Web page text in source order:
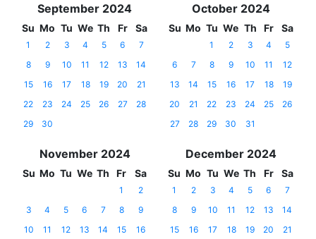
September 2024
Su Mo Tu We Th Fr Sa
1 2 3 4 5 6
7
8
9 10 11 12 13
14
15
16 17 18 19 20
21
22
23 24 25 26 27
28
29
30
October 2024
Su Mo Tu We Th Fr Sa
1 2 3 4
5
6
7 8 9 10 11
12
13
14 15 16 17 18
19
20
21 22 23 24 25
26
27
28 29 30 31
November 2024
Su Mo Tu We Th Fr Sa
1
2
3
4 5 6 7 8
9
10
11 12 13 14 15
16
December 2024
Su Mo Tu We Th Fr Sa
1 2 3 4 5 6
7
8
9 10 11 12 13
14
15
16 17 18 19 20
21